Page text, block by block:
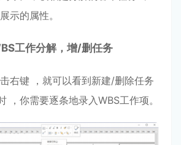
⽰的属性。
⼯作分解 ，增/删任务
右键 ，就可以看到新建/删除任务
，你需要逐条地录⼊WBS⼯作项。